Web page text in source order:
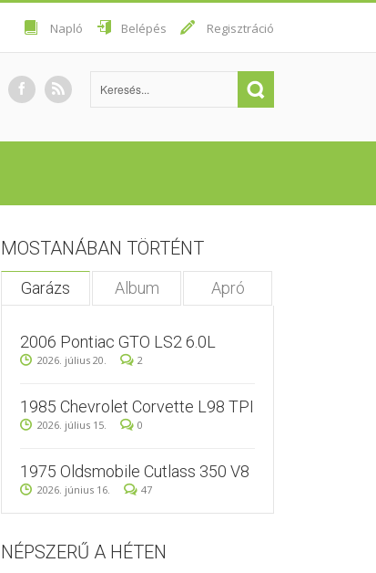
Napló Belépés Regisztráció
MOSTANÁBAN TÖRTÉNT
Garázs Album Apró
2006 Pontiac GTO LS2 6.0L
2026. július 20. 2
1985 Chevrolet Corvette L98 TPI
2026. július 15. 0
1975 Oldsmobile Cutlass 350 V8
2026. június 16. 47
NÉPSZERŰ A HÉTEN